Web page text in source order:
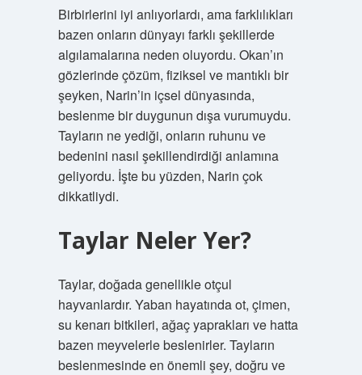
Birbirlerini iyi anlıyorlardı, ama farklılıkları
bazen onların dünyayı farklı şekillerde
algılamalarına neden oluyordu. Okan’ın
gözlerinde çözüm, fiziksel ve mantıklı bir
şeyken, Narin’in içsel dünyasında,
beslenme bir duygunun dışa vurumuydu.
Tayların ne yediği, onların ruhunu ve
bedenini nasıl şekillendirdiği anlamına
geliyordu. İşte bu yüzden, Narin çok
dikkatliydi.
Taylar Neler Yer?
Taylar, doğada genellikle otçul
hayvanlardır. Yaban hayatında ot, çimen,
su kenarı bitkileri, ağaç yaprakları ve hatta
bazen meyvelerle beslenirler. Tayların
beslenmesinde en önemli şey, doğru ve